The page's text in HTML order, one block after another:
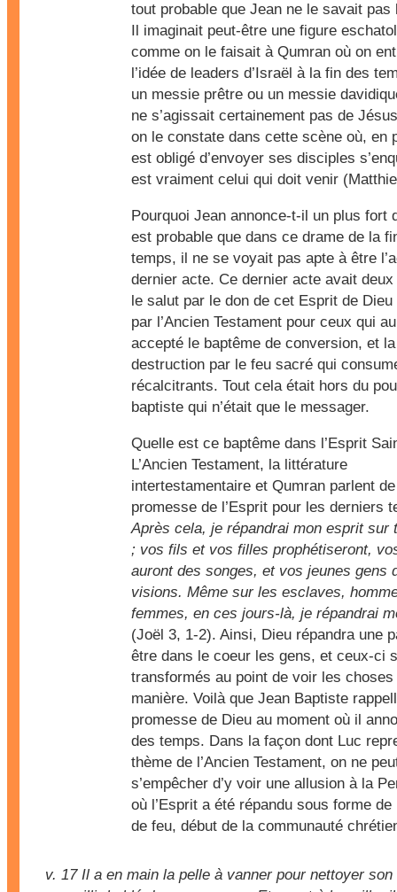
tout probable que Jean ne le savait pas
Il imaginait peut-être une figure
comme on le faisait à Qumran où on
l’idée de leaders d’Israël à la fin des
un messie prêtre ou un messie
ne s’agissait certainement pas de
on le constate dans cette scène où, en
est obligé d’envoyer ses disciples
est vraiment celui qui doit venir
Pourquoi Jean annonce-t-il un plus fort
est probable que dans ce drame de la
temps, il ne se voyait pas apte à être
dernier acte. Ce dernier acte avait
le salut par le don de cet Esprit de Dieu
par l’Ancien Testament pour ceux qui
accepté le baptême de conversion, et la
destruction par le feu sacré qui
récalcitrants. Tout cela était hors du
baptiste qui n’était que le messager.
Quelle est ce baptême dans l’Esprit
L’Ancien Testament, la littérature
intertestamentaire et Qumran parlent
promesse de l’Esprit pour les derniers
Après cela, je répandrai mon esprit sur
; vos fils et vos filles prophétiseront,
auront des songes, et vos jeunes gens
visions. Même sur les esclaves,
femmes, en ces jours-là, je répandrai
(Joël 3, 1-2). Ainsi, Dieu répandra une
être dans le coeur les gens, et ceux-ci
transformés au point de voir les choses
manière. Voilà que Jean Baptiste
promesse de Dieu au moment où il
des temps. Dans la façon dont Luc
thème de l’Ancien Testament, on ne
s’empêcher d’y voir une allusion à la
où l’Esprit a été répandu sous forme de
de feu, début de la communauté
v. 17Il a en main la pelle à vanner pour nettoyer son